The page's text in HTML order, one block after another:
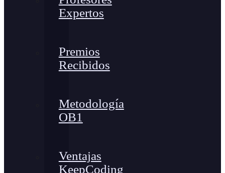
Expertos
Premios
Recibidos
Metodología
OB1
Ventajas
KeepCoding